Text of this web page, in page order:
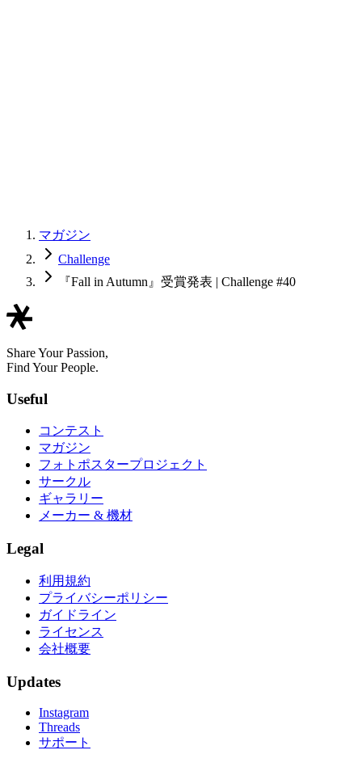
マガジン
Challenge
『Fall in Autumn』受賞発表 | Challenge #40
Share Your Passion,
Find Your People.
Useful
コンテスト
マガジン
フォトポスタープロジェクト
サークル
ギャラリー
メーカー & 機材
Legal
利用規約
プライバシーポリシー
ガイドライン
ライセンス
会社概要
Updates
Instagram
Threads
サポート